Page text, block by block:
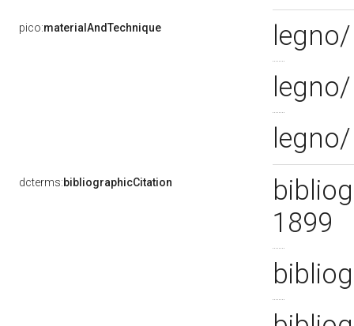
pico:materialAndTechnique
dcterms:bibliographicCitation
1899